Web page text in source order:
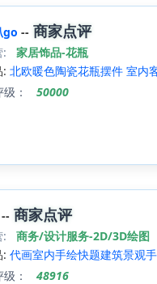
go -- 商家点评
:
家居饰品-花瓶
: 北欧暖色陶瓷花瓶摆件 室内
：
50000
-- 商家点评
:
商务/设计服务-2D/3D绘图
: 代画室内手绘快题建筑景观
：
48916